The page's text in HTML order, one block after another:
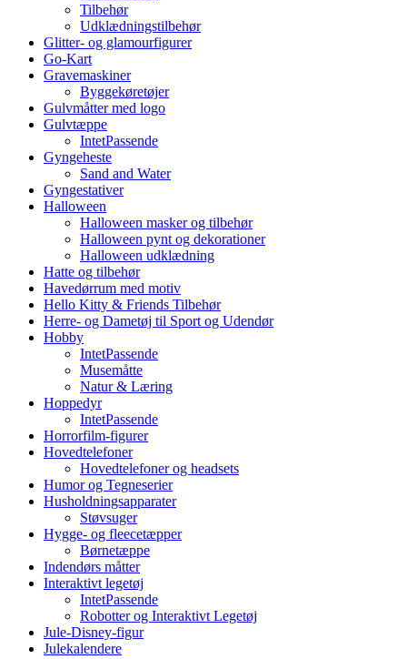
Tilbehør
Udklædningstilbehør
Glitter- og glamourfigurer
Go-Kart
Gravemaskiner
Byggekøretøjer
Gulvmåtter med logo
Gulvtæppe
IntetPassende
Gyngeheste
Sand and Water
Gyngestativer
Halloween
Halloween masker og tilbehør
Halloween pynt og dekorationer
Halloween udklædning
Hatte og tilbehør
Havedørrum med motiv
Hello Kitty & Friends Tilbehør
Herre- og Dametøj til Sport og Udendør
Hobby
IntetPassende
Musemåtte
Natur & Læring
Hoppedyr
IntetPassende
Horrorfilm-figurer
Hovedtelefoner
Hovedtelefoner og headsets
Humor og Tegneserier
Husholdningsapparater
Støvsuger
Hygge- og fleecetæpper
Børnetæppe
Indendørs måtter
Interaktivt legetøj
IntetPassende
Robotter og Interaktivt Legetøj
Jule-Disney-figur
Julekalendere